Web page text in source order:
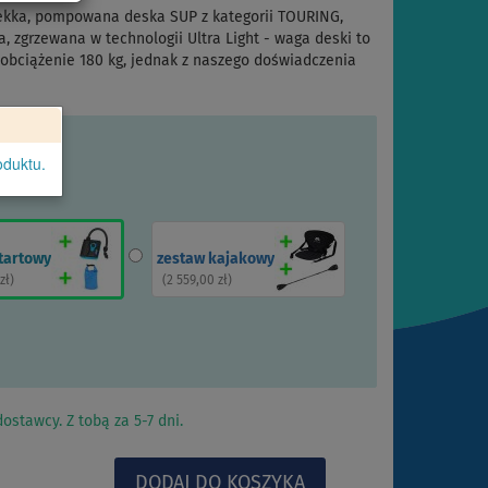
pompowana deska SUP z kategorii TOURING,
zgrzewana w technologii Ultra Light - waga deski to
180 kg, jednak z naszego doświadczenia
)
zestaw kajakowy
(2 559,00 zł)
Z tobą za 5-7 dni.